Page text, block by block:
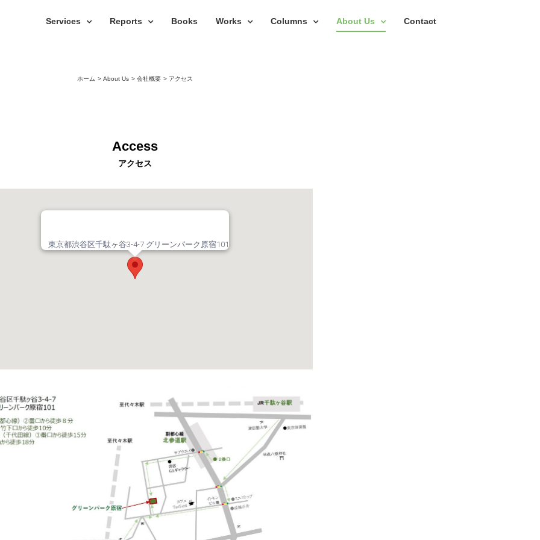
Services Reports Books Works Columns About Us Contact
ホーム About Us 会社概要 アクセス
Access
アクセス
東京都渋谷区千駄ヶ谷3-4-7 グリーンパーク原宿101